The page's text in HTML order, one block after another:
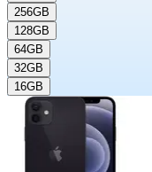
256GB
128GB
64GB
32GB
16GB